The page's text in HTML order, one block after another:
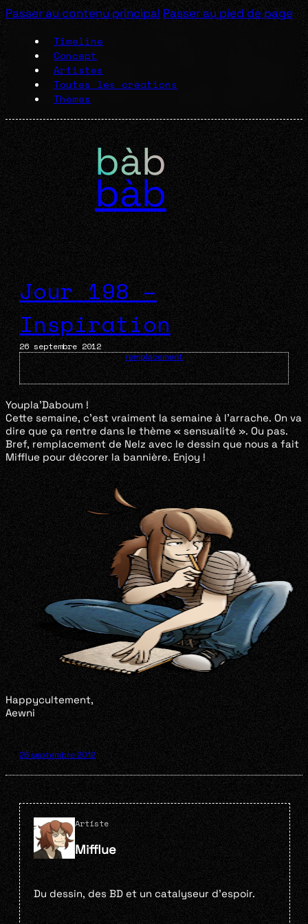
Passer au contenu principal Passer au pied de page
Timeline
Concept
Artistes
Toutes les créations
Thèmes
bàb
Jour 198 –
Inspiration
26 septembre 2012
remplacement
Youpla’Daboum !
Cette semaine, c’est vraiment la semaine à l’arrache. On va
dire que ça rentre dans le thème « sensualité ». Ou pas.
Bref, remplacement de Nelz avec le dessin que nous a fait
Mifflue pour décorer la bannière. Enjoy !
Happycultement,
Aewni
26 septembre 2012
Artiste
Mifflue
Du dessin, des BD et un catalyseur d’espoir.